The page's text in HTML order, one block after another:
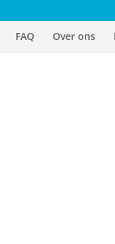
FAQ Over ons